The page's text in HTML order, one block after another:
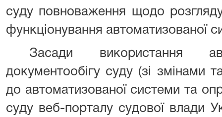
суду повноваження щодо
функціонування автоматизованої
Засади використання
документообігу суду (зі змінами
до автоматизованої системи та
суду веб-порталу судової влади